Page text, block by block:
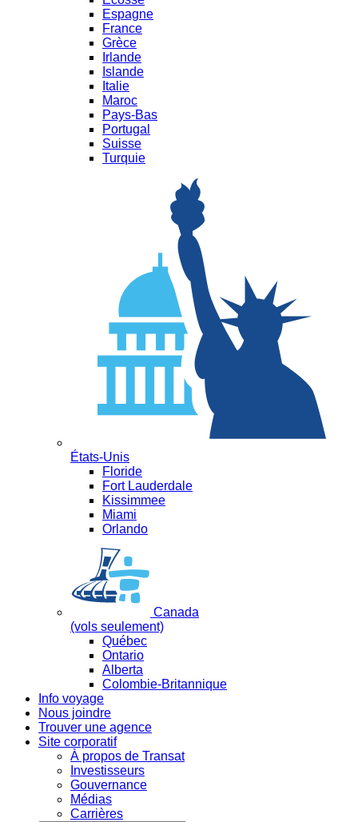
Espagne
France
Grèce
Irlande
Islande
Italie
Maroc
Pays-Bas
Portugal
Suisse
Turquie
États-Unis
Floride
Fort Lauderdale
Kissimmee
Miami
Orlando
Canada
(vols seulement)
Québec
Ontario
Alberta
Colombie-Britannique
Info voyage
Nous joindre
Trouver une agence
Site corporatif
À propos de Transat
Investisseurs
Gouvernance
Médias
Carrières